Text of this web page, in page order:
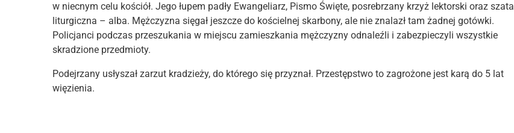
w niecnym celu kościół. Jego łupem padły Ewangeliarz, Pismo Święte, posrebrzany krzyż lektorski oraz szata
liturgiczna – alba. Mężczyzna sięgał jeszcze do kościelnej skarbony, ale nie znalazł tam żadnej gotówki.
Policjanci podczas przeszukania w miejscu zamieszkania mężczyzny odnaleźli i zabezpieczyli wszystkie
skradzione przedmioty.
Podejrzany usłyszał zarzut kradzieży, do którego się przyznał. Przestępstwo to zagrożone jest karą do 5 lat
więzienia.